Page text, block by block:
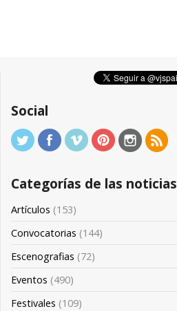
Social
Categorías de las noticias
Artículos (153)
Convocatorias (144)
Escenografias (72)
Eventos (490)
Festivales (109)